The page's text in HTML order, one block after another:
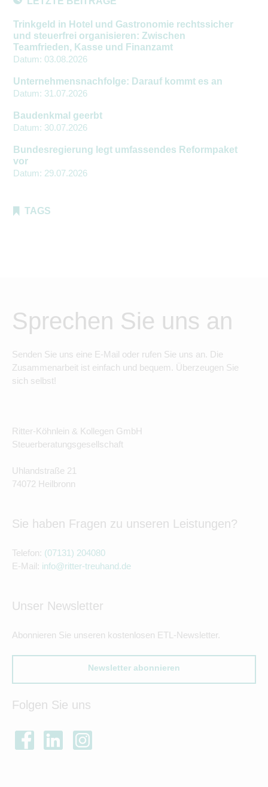
Trinkgeld in Hotel und Gastronomie rechtssicher
und steuerfrei organisieren: Zwischen
Teamfrieden, Kasse und Finanzamt
Datum: 03.08.2026
Unternehmensnachfolge: Darauf kommt es an
Datum: 31.07.2026
Baudenkmal geerbt
Datum: 30.07.2026
Bundesregierung legt umfassendes Reformpaket
vor
Datum: 29.07.2026
TAGS
Sprechen Sie uns an
Senden Sie uns eine E-Mail oder rufen Sie uns an. Die
Zusammenarbeit ist einfach und bequem. Überzeugen Sie
sich selbst!
Ritter-Köhnlein & Kollegen GmbH
Steuerberatungsgesellschaft
Uhlandstraße 21
74072 Heilbronn
Sie haben Fragen zu unseren Leistungen?
Telefon: (07131) 204080
E-Mail: info@ritter-treuhand.de
Unser Newsletter
Abonnieren Sie unseren kostenlosen ETL-Newsletter.
Newsletter abonnieren
Folgen Sie uns